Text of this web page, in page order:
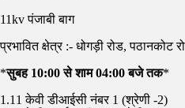
11kv पंजाबी बाग
प्रभावित क्षेत्र :- धोगड़ी रोड, पठानकोट
*सुबह 10:00 से शाम 04:00 बजे तक*
1.11 केवी डीआईसी नंबर 1 (श्रेणी -2)